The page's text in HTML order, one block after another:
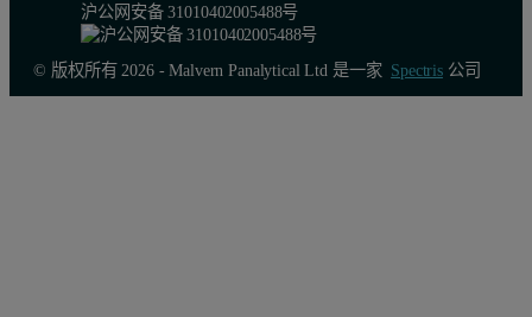
沪公网安备 31010402005488号
© 版权所有 2026 - Malvern Panalytical Ltd 是一家 Spectris公司